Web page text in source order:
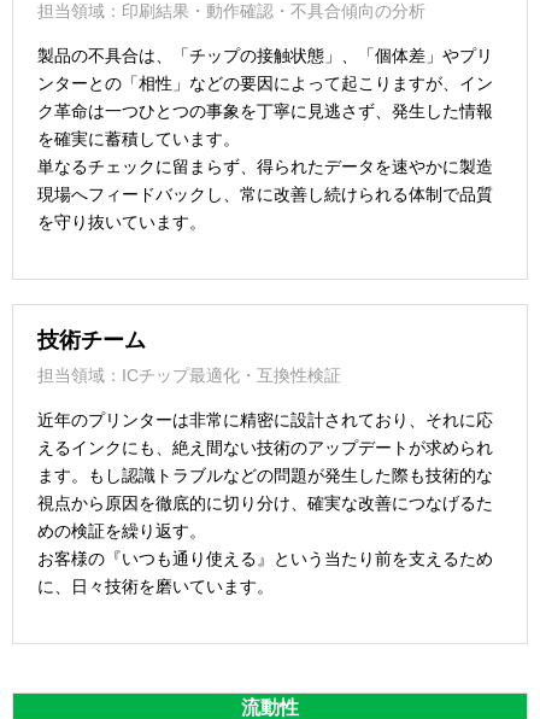
担当領域：印刷結果・動作確認・不具合傾向の分析
製品の不具合は、「チップの接触状態」、「個体差」やプリ
ンターとの「相性」などの要因によって起こりますが、イン
ク革命は一つひとつの事象を丁寧に見逃さず、発生した情報
を確実に蓄積しています。
単なるチェックに留まらず、得られたデータを速やかに製造
現場へフィードバックし、常に改善し続けられる体制で品質
を守り抜いています。
技術チーム
担当領域：ICチップ最適化・互換性検証
近年のプリンターは非常に精密に設計されており、それに応
えるインクにも、絶え間ない技術のアップデートが求められ
ます。もし認識トラブルなどの問題が発生した際も技術的な
視点から原因を徹底的に切り分け、確実な改善につなげるた
めの検証を繰り返す。
お客様の『いつも通り使える』という当たり前を支えるため
に、日々技術を磨いています。
流動性